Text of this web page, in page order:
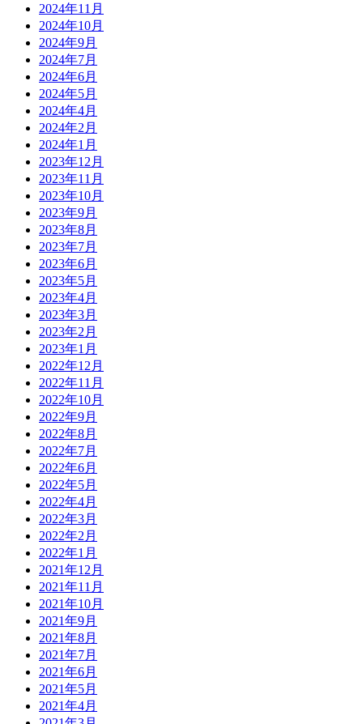
2024年11月
2024年10月
2024年9月
2024年7月
2024年6月
2024年5月
2024年4月
2024年2月
2024年1月
2023年12月
2023年11月
2023年10月
2023年9月
2023年8月
2023年7月
2023年6月
2023年5月
2023年4月
2023年3月
2023年2月
2023年1月
2022年12月
2022年11月
2022年10月
2022年9月
2022年8月
2022年7月
2022年6月
2022年5月
2022年4月
2022年3月
2022年2月
2022年1月
2021年12月
2021年11月
2021年10月
2021年9月
2021年8月
2021年7月
2021年6月
2021年5月
2021年4月